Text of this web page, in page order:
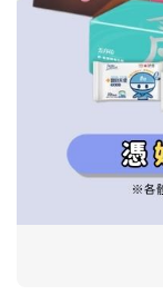
信誼基金會
2022信誼年度報告
2023信誼年度報告
2024信誼年度報告